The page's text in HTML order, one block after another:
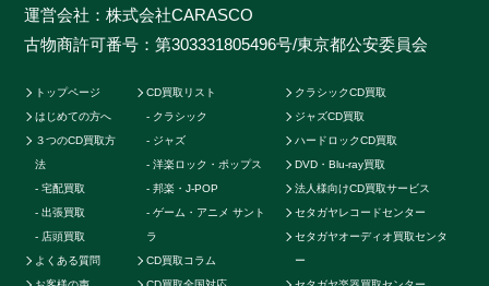
せ、ただ買い取るだけのサービスとは一線を画する「的
確な」査定はどこにも真似出来ません。ご自宅で聴かな
古相場は日々変動しています。それは国内だけではなく
トワークだけでなく、アメリカやカナダ、イギリスなど
の海外ネットワークも強く、日本では人気のないCDで
も高く買取ることが可能です。業界トップの高価買取を
実現することができます。例えばクラシックのCDでも
高音質盤か通常盤で全く値段が変わってきたり、ロック
運営会社：株式会社CARASCO
古物商許可番号：第303331805496号/東京都公安委員会
トップページ
はじめての方へ
３つのCD買取方
法
宅配買取
出張買取
店頭買取
よくある質問
CD買取リスト
クラシック
ジャズ
洋楽ロック・ポップス
邦楽・J-POP
ゲーム・アニメ サント
ラ
CD買取コラム
クラシックCD買取
ジャズCD買取
ハードロックCD買取
DVD・Blu-ray買取
法人様向けCD買取サービス
セタガヤレコードセンター
セタガヤオーディオ買取センタ
ー